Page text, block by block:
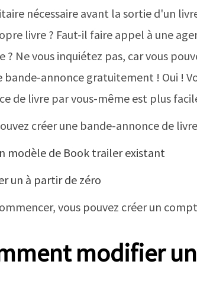
nécessaire avant la sortie d'un
livre ? Faut-il faire appel à une
? Ne vous inquiétez pas, car vous
bande-annonce gratuitement ! Oui !
de livre par vous-même est plus
créer une bande-annonce de
modèle de Book trailer existant
un à partir de zéro
vous pouvez créer un
modifier